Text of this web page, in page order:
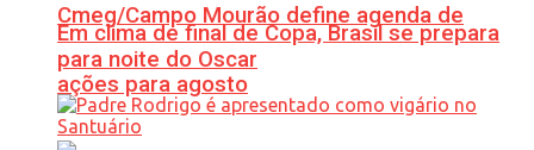
Cmeg/Campo Mourão define agenda de
ações para agosto
Em clima de final de Copa, Brasil se prepara
para noite do Oscar